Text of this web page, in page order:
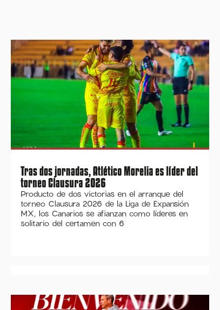
Tras dos jornadas, Atlético Morelia es líder del
torneo Clausura 2026
Producto de dos victorias en el arranque del
torneo Clausura 2026 de la Liga de Expansión
MX, los Canarios se afianzan como líderes en
solitario del certamen con 6